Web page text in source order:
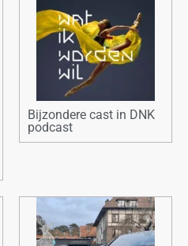
Bijzondere cast in DNK
podcast